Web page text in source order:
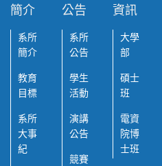
簡介
系所
簡介
教育
目標
系所
大事
紀
公告
系所
公告
學生
活動
演講
公告
競賽
資訊
大學
部
碩士
班
電資
院博
士班